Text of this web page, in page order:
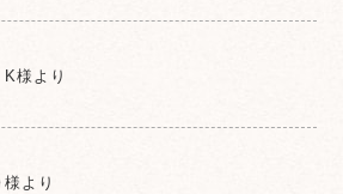
様より
より